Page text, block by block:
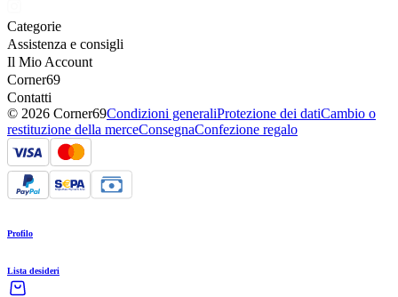
Categorie
Assistenza e consigli
Il Mio Account
Corner69
Contatti
© 2026 Corner69Condizioni generaliProtezione dei datiCambio o
restituzione della merceConsegnaConfezione regalo
Profilo
Lista desideri